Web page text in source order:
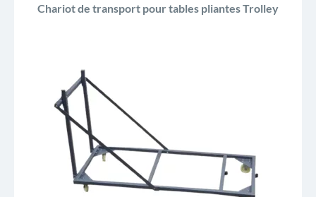
Pertinence
Reference, Z to A
Chariot de transport pour tables pliantes Trolley